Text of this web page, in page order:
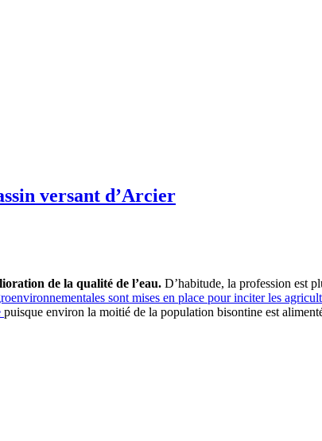
versant d’Arcier
de la qualité de l’eau. D’habitude, la profession est
sont mises en place pour inciter les
puisque environ la moitié de la population bisontine est